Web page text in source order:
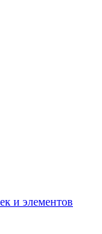
и элементов